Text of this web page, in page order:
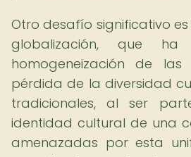
Otro desafío significativo
globalización, que
homogeneización de
pérdida de la diversidad
tradicionales, al ser
identidad cultural de una
amenazadas por esta